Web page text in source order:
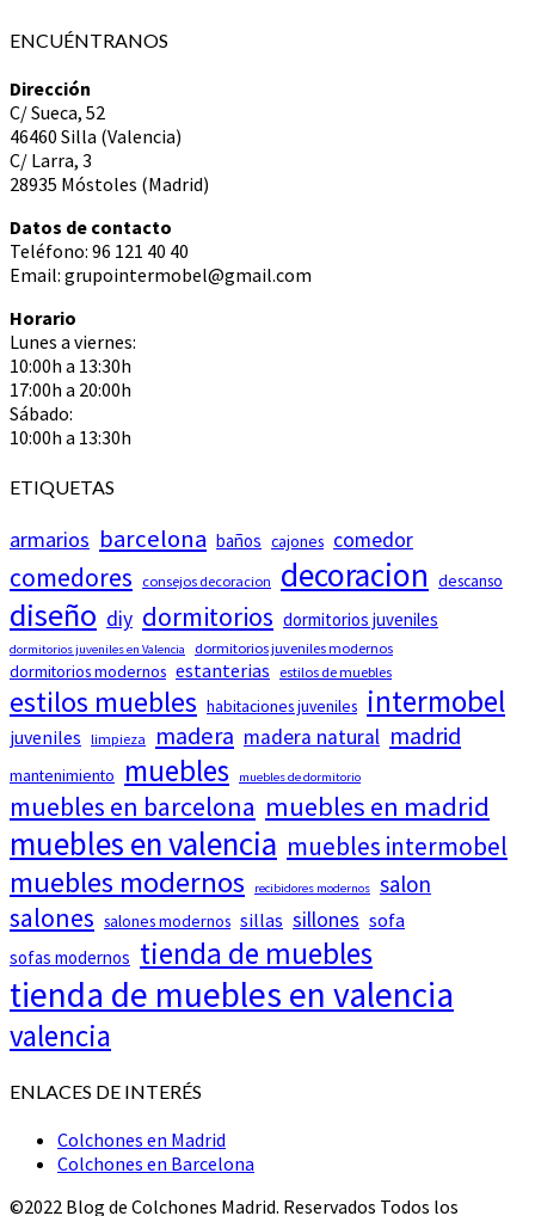
ENCUÉNTRANOS
Dirección
C/ Sueca, 52
46460 Silla (Valencia)
C/ Larra, 3
28935 Móstoles (Madrid)
Datos de contacto
Teléfono: 96 121 40 40
Email: grupointermobel@gmail.com
Horario
Lunes a viernes:
10:00h a 13:30h
17:00h a 20:00h
Sábado:
10:00h a 13:30h
ETIQUETAS
armarios barcelona baños cajones comedor
comedores consejos decoracion decoracion descanso
diseño diy dormitorios dormitorios juveniles
dormitorios juveniles en Valencia dormitorios juveniles modernos
dormitorios modernos estanterias estilos de muebles
estilos muebles habitaciones juveniles intermobel
juveniles limpieza madera madera natural madrid
mantenimiento muebles muebles de dormitorio
muebles en barcelona muebles en madrid
muebles en valencia muebles intermobel
muebles modernos recibidores modernos salon
salones salones modernos sillas sillones sofa
sofas modernos tienda de muebles
tienda de muebles en valencia
valencia
ENLACES DE INTERÉS
Colchones en Madrid
Colchones en Barcelona
©2022 Blog de Colchones Madrid. Reservados Todos los